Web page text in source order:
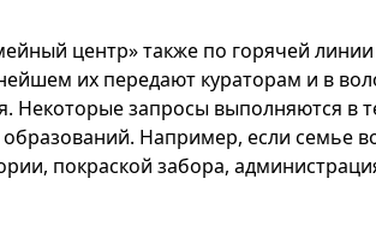
центр» также по горячей
их передают кураторам и в
Некоторые запросы выполняются в
Например, если семье
покраской забора,